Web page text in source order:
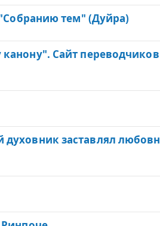
тем" (Дуйра)
Сайт
заставлял